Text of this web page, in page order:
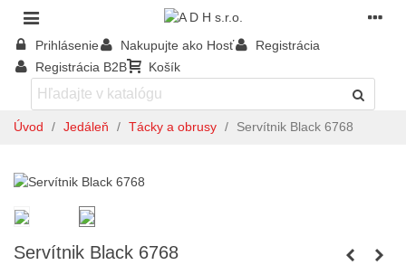
Prihlásenie Nakupujte ako Hosť
Registrácia
Registrácia B2B
Košík
Úvod / Jedáleň / Tácky a obrusy / Servítnik Black 6768
Servítnik Black 6768